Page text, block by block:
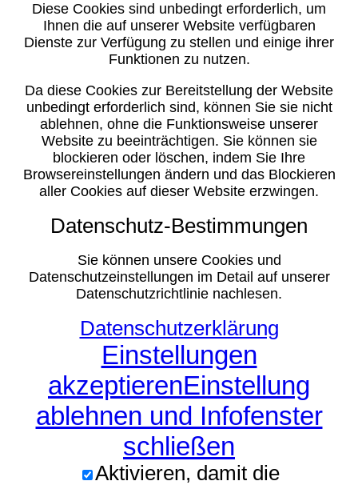
Diese Cookies sind unbedingt erforderlich, um
Ihnen die auf unserer Website verfügbaren
Dienste zur Verfügung zu stellen und einige ihrer
Funktionen zu nutzen.
Da diese Cookies zur Bereitstellung der Website
unbedingt erforderlich sind, können Sie sie nicht
ablehnen, ohne die Funktionsweise unserer
Website zu beeinträchtigen. Sie können sie
blockieren oder löschen, indem Sie Ihre
Browsereinstellungen ändern und das Blockieren
aller Cookies auf dieser Website erzwingen.
Datenschutz-Bestimmungen
Sie können unsere Cookies und
Datenschutzeinstellungen im Detail auf unserer
Datenschutzrichtlinie nachlesen.
Datenschutzerklärung
Einstellungen
akzeptierenEinstellung
ablehnen und Infofenster
schließen
Aktivieren, damit die